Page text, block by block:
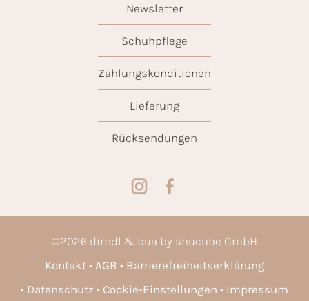
Newsletter
Schuhpflege
Zahlungskonditionen
Lieferung
Rücksendungen
©2026 dirndl & bua by shucube GmbH
Kontakt
AGB
Barrierefreiheitserklärung
Datenschutz
Cookie-Einstellungen Impressum